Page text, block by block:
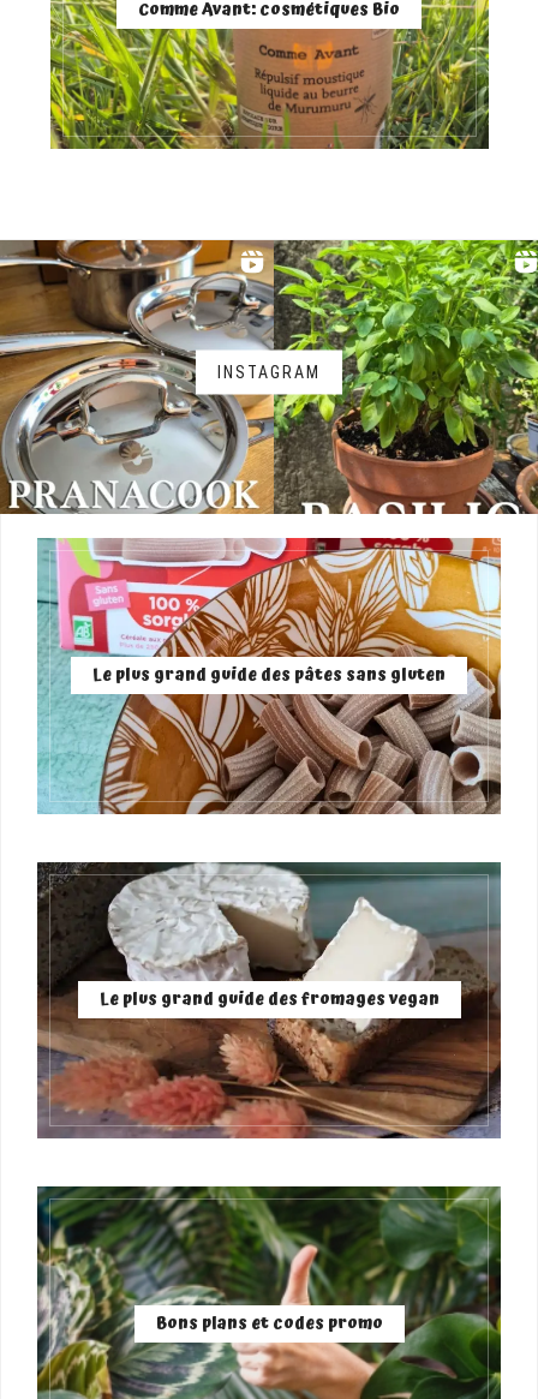
Comme Avant: cosmétiques Bio
INSTAGRAM
Le plus grand guide des pâtes sans gluten
Le plus grand guide des fromages vegan
Bons plans et codes promo